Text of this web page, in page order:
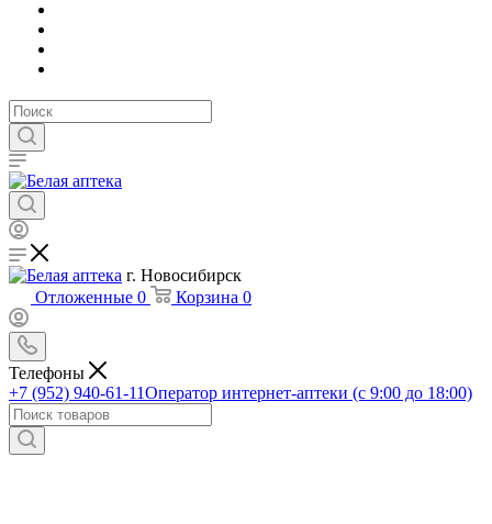
г. Новосибирск
Отложенные 0 Корзина 0
Телефоны
+7 (952) 940-61-11Оператор интернет-аптеки (с 9:00 до 18:00)